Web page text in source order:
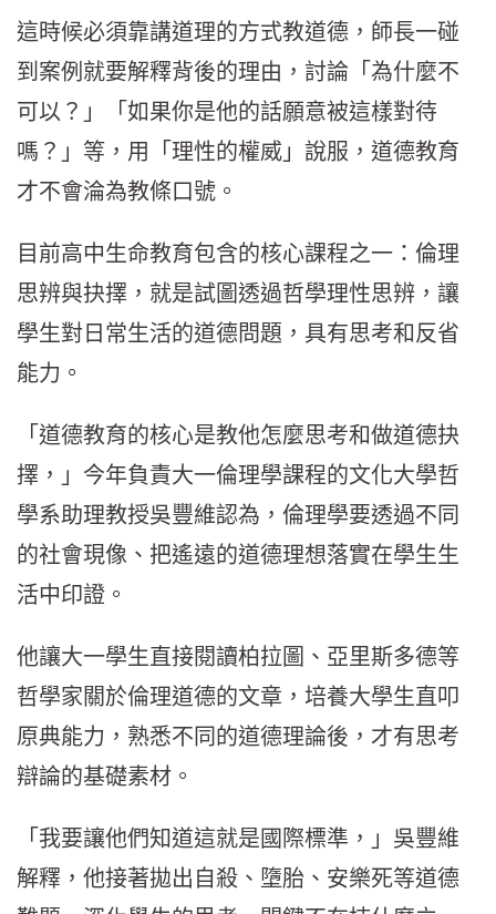
這時候必須靠講道理的方式教道德，師長一碰
到案例就要解釋背後的理由，討論「為什麼不
可以？」「如果你是他的話願意被這樣對待
嗎？」等，用「理性的權威」說服，道德教育
才不會淪為教條口號。
目前高中生命教育包含的核心課程之一：倫理
思辨與抉擇，就是試圖透過哲學理性思辨，讓
學生對日常生活的道德問題，具有思考和反省
能力。
「道德教育的核心是教他怎麼思考和做道德抉
擇，」今年負責大一倫理學課程的文化大學哲
學系助理教授吳豐維認為，倫理學要透過不同
的社會現像、把遙遠的道德理想落實在學生生
活中印證。
他讓大一學生直接閱讀柏拉圖、亞里斯多德等
哲學家關於倫理道德的文章，培養大學生直叩
原典能力，熟悉不同的道德理論後，才有思考
辯論的基礎素材。
「我要讓他們知道這就是國際標準，」吳豐維
解釋，他接著拋出自殺、墮胎、安樂死等道德